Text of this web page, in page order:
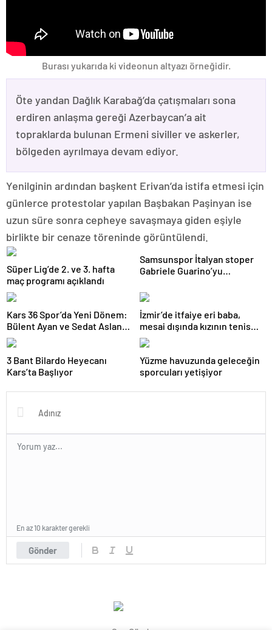
Burası yukarıda ki videonun altyazı örneğidir.
Öte yandan Dağlık Karabağ’da çatışmaları sona
erdiren anlaşma gereği Azerbaycan’a ait
topraklarda bulunan Ermeni siviller ve askerler,
bölgeden ayrılmaya devam ediyor.
Yenilginin ardından başkent Erivan’da istifa etmesi için
günlerce protestolar yapılan Başbakan Paşinyan ise
uzun süre sonra cepheye savaşmaya giden eşiyle
birlikte bir cenaze töreninde görüntülendi.
Süper Lig’de 2. ve 3. hafta
maç programı açıklandı
Samsunspor İtalyan stoper
Gabriele Guarino’yu
Kars 36 Spor’da Yeni Dönem:
Bülent Ayan ve Sedat Aslan
Göreve Başladı
İzmir’de itfaiye eri baba,
mesai dışında kızının tenis
antrenörlüğünü yapıyor
3 Bant Bilardo Heyecanı
Kars’ta Başlıyor
Yüzme havuzunda geleceğin
sporcuları yetişiyor
Gönder
En az 10 karakter gerekli